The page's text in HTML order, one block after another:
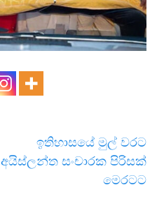
ඉතිහාසයේ මුල් වරට
අයිස්ලන්ත සංචාරක පිරිසක්
මෙරටට